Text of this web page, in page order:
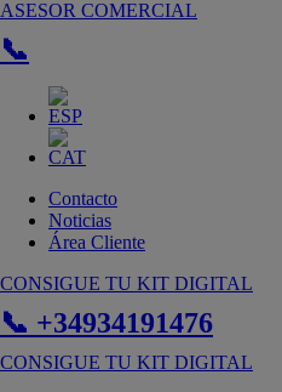
Ir
contenido
ASESOR COMERCIAL
📞
Contacto
Noticias
Área Cliente
CONSIGUE TU KIT DIGITAL
📞 +34934191476
CONSIGUE TU KIT DIGITAL